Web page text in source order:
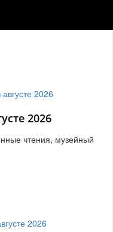
2026
чтения, музейный